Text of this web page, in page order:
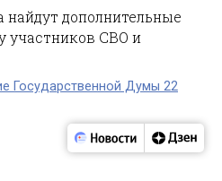
найдут дополнительные
участников СВО и
Государственной Думы 22